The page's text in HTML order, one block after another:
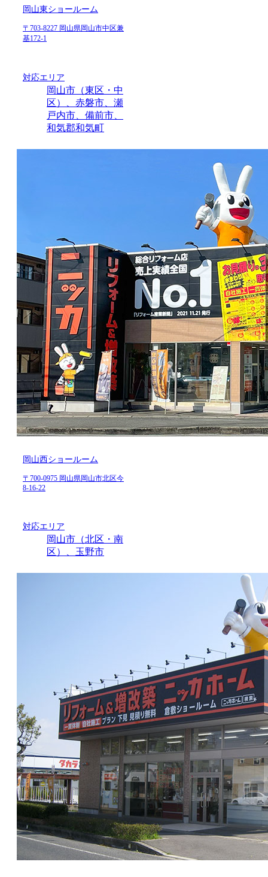
岡山東ショールーム
〒703-8227 岡山県岡山市中区兼
基172-1
対応エリア
岡山市（東区・中
区）、赤磐市、瀬
戸内市、備前市、
和気郡和気町
岡山西ショールーム
〒700-0975 岡山県岡山市北区今
8-16-22
対応エリア
岡山市（北区・南
区）、玉野市